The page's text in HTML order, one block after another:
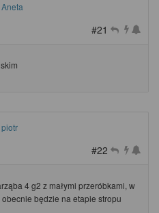
Aneta
#21
piotr
#22
4 g2 z małymi przeróbkami, w
będzie na etapie stropu